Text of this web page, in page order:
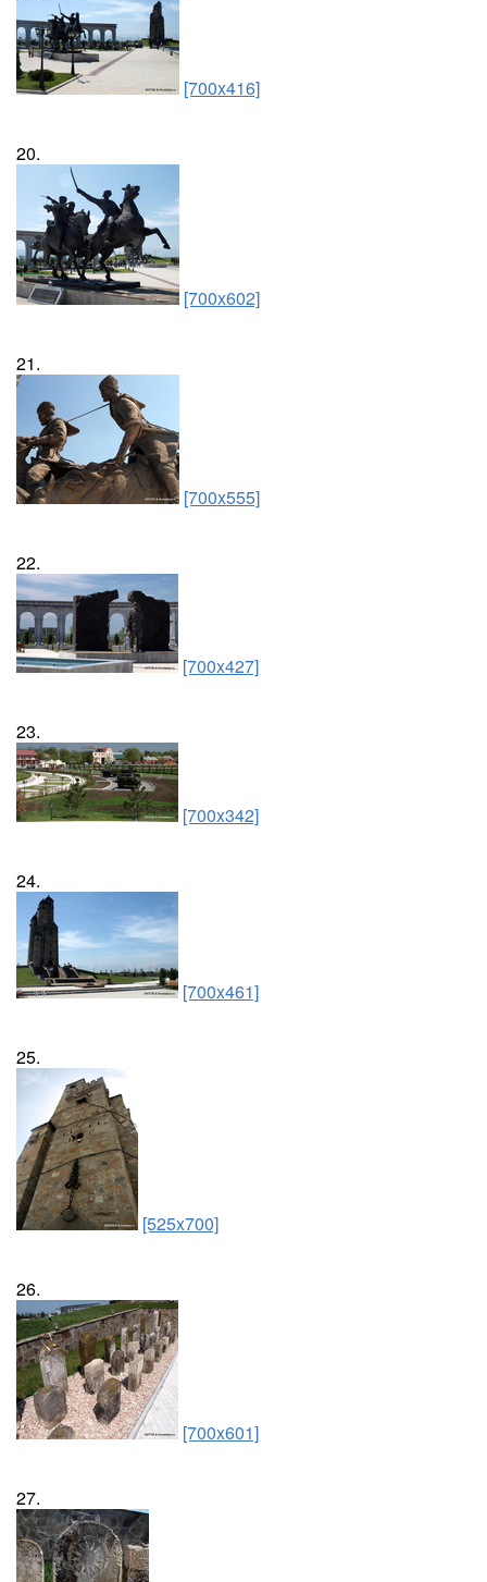
[700x416]
20.
[700x602]
21.
[700x555]
22.
[700x427]
23.
[700x342]
24.
[700x461]
25.
[525x700]
26.
[700x601]
27.